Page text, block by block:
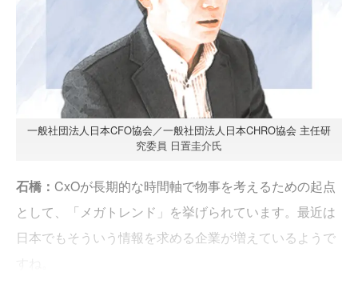
一般社団法人日本CFO協会／一般社団法人日本CHRO協会 主任研
究委員 日置圭介氏
石橋： CxOが長期的な時間軸で物事を考えるための起点
として、「メガトレンド」を挙げられています。最近は
日本でもそういう情報を求める企業が増えているようで